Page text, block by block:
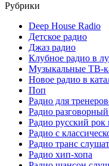
Рубрики
Deep House Radio
Детское радио
Джаз радио
Клубное радио в
Музыкальные ТВ-
Новое радио в
Поп
Радио для
Радио
Радио русский рок
Радио с
Радио транс
Радио хип-хопа